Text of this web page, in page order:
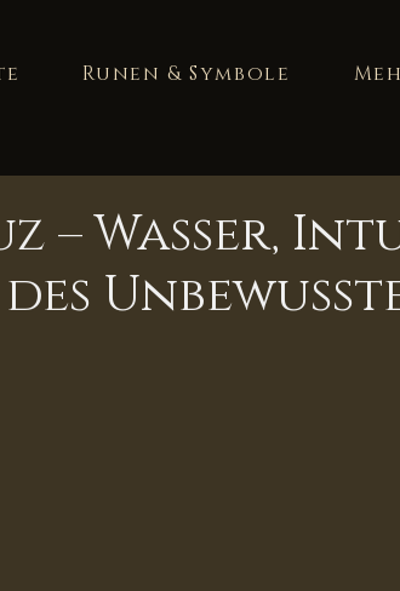
Runen & Symbole
– Wasser,